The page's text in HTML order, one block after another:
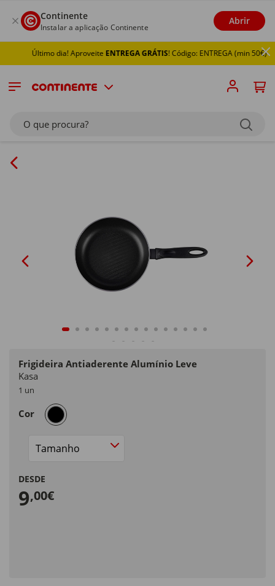
Continente
Instalar a aplicação Continente
Abrir
Último dia! AproveiteENTREGA GRÁTIS! Código: ENTREGA (min 50€)
O que procura?
Frigideira Antiaderente Alumínio Leve
Kasa
1 un
Cor selected
Tamanho
DESDE
9,00€